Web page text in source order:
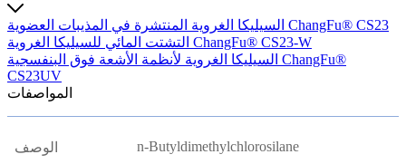
السيليكا الغروية المنتشرة في المذيبات العضوية ChangFu® CS23
التشتت المائي للسيليكا الغروية ChangFu® CS23-W
السيليكا الغروية لأنظمة الأشعة فوق البنفسجية ChangFu®
CS23UV
المواصفات
الوصف n-Butyldimethylchlorosilane